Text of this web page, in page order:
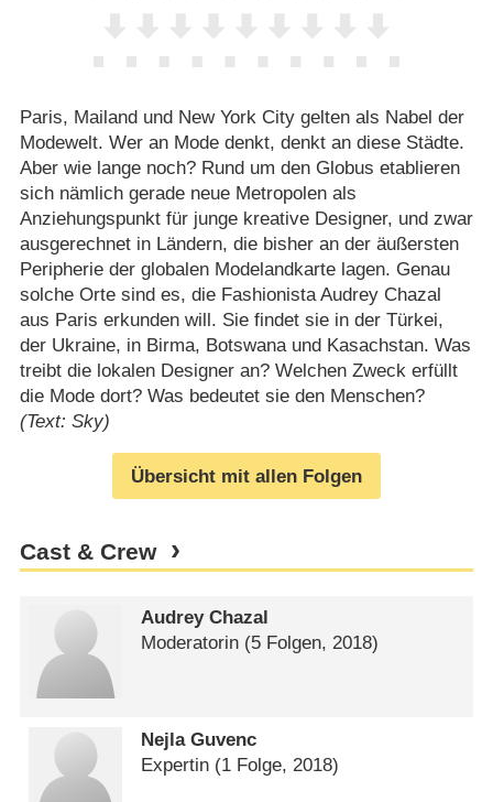
Paris, Mailand und New York City gelten als Nabel der
Modewelt. Wer an Mode denkt, denkt an diese Städte.
Aber wie lange noch? Rund um den Globus etablieren
sich nämlich gerade neue Metropolen als
Anziehungspunkt für junge kreative Designer, und zwar
ausgerechnet in Ländern, die bisher an der äußersten
Peripherie der globalen Modelandkarte lagen. Genau
solche Orte sind es, die Fashionista Audrey Chazal
aus Paris erkunden will. Sie findet sie in der Türkei,
der Ukraine, in Birma, Botswana und Kasachstan. Was
treibt die lokalen Designer an? Welchen Zweck erfüllt
die Mode dort? Was bedeutet sie den Menschen?
(Text: Sky)
Übersicht mit allen Folgen
Cast & Crew
Audrey Chazal
Moderatorin (5 Folgen, 2018)
Nejla Guvenc
Expertin (1 Folge, 2018)